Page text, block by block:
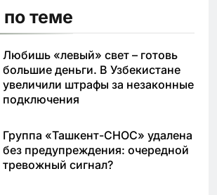
теме
Любишь «левый» свет – готовь
большие деньги. В Узбекистане
увеличили штрафы за незаконные
подключения
Группа «Ташкент-СНОС» удалена
без предупреждения: очередной
тревожный сигнал?